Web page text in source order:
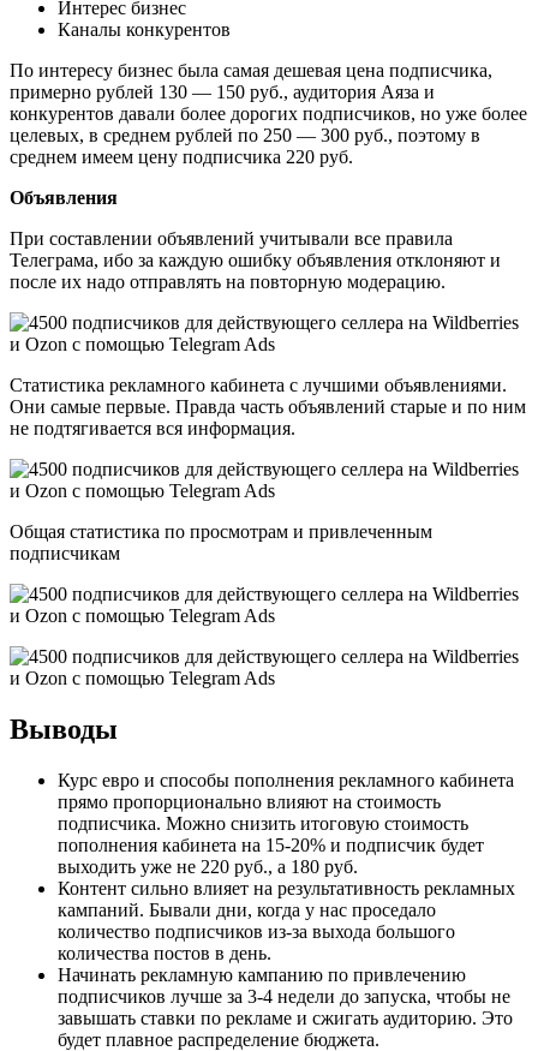
Интерес бизнес
Каналы конкурентов
По интересу бизнес была самая дешевая цена подписчика,
примерно рублей 130 — 150 руб., аудитория Аяза и
конкурентов давали более дорогих подписчиков, но уже более
целевых, в среднем рублей по 250 — 300 руб., поэтому в
среднем имеем цену подписчика 220 руб.
Объявления
При составлении объявлений учитывали все правила
Телеграма, ибо за каждую ошибку объявления отклоняют и
после их надо отправлять на повторную модерацию.
Статистика рекламного кабинета с лучшими объявлениями.
Они самые первые. Правда часть объявлений старые и по ним
не подтягивается вся информация.
Общая статистика по просмотрам и привлеченным
подписчикам
Выводы
Курс евро и способы пополнения рекламного кабинета
прямо пропорционально влияют на стоимость
подписчика. Можно снизить итоговую стоимость
пополнения кабинета на 15-20% и подписчик будет
выходить уже не 220 руб., а 180 руб.
Контент сильно влияет на результативность рекламных
кампаний. Бывали дни, когда у нас проседало
количество подписчиков из-за выхода большого
количества постов в день.
Начинать рекламную кампанию по привлечению
подписчиков лучше за 3-4 недели до запуска, чтобы не
завышать ставки по рекламе и сжигать аудиторию. Это
будет плавное распределение бюджета.